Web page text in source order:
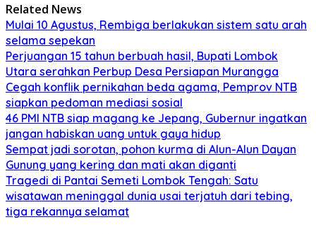
Related News
Mulai 10 Agustus, Rembiga berlakukan sistem satu arah
selama sepekan
Perjuangan 15 tahun berbuah hasil, Bupati Lombok
Utara serahkan Perbup Desa Persiapan Murangga
Cegah konflik pernikahan beda agama, Pemprov NTB
siapkan pedoman mediasi sosial
46 PMI NTB siap magang ke Jepang, Gubernur ingatkan
jangan habiskan uang untuk gaya hidup
Sempat jadi sorotan, pohon kurma di Alun-Alun Dayan
Gunung yang kering dan mati akan diganti
Tragedi di Pantai Semeti Lombok Tengah: Satu
wisatawan meninggal dunia usai terjatuh dari tebing,
tiga rekannya selamat